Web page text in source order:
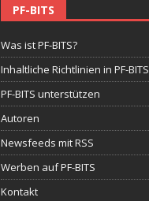
PF-BITS
Was ist PF-BITS?
Inhaltliche Richtlinien in PF-BITS
PF-BITS unterstützen
Autoren
Newsfeeds mit RSS
Werben auf PF-BITS
Kontakt